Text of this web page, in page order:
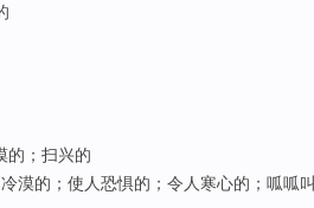
的；扫兴的
漠的；使人恐惧的；令人寒心的；呱呱